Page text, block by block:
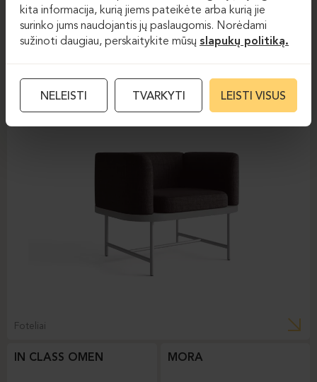
Foteliai
IN CLASS OMEN MORA
kita informacija, kurią jiems pateikėte arba kurią jie
surinko jums naudojantis jų paslaugomis. Norėdami
sužinoti daugiau, perskaitykite mūsų slapukų politiką.
NELEISTI TVARKYTI LEISTI VISUS